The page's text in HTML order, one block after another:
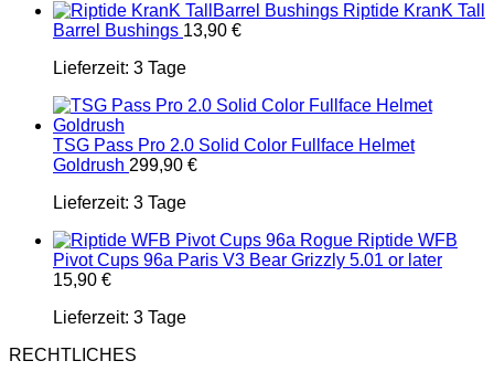
Riptide KranK Tall
Barrel Bushings 13,90 €
Lieferzeit: 3 Tage
TSG Pass Pro 2.0 Solid Color Fullface Helmet
Goldrush 299,90 €
Lieferzeit: 3 Tage
Riptide WFB
Pivot Cups 96a Paris V3 Bear Grizzly 5.01 or later
15,90 €
Lieferzeit: 3 Tage
RECHTLICHES